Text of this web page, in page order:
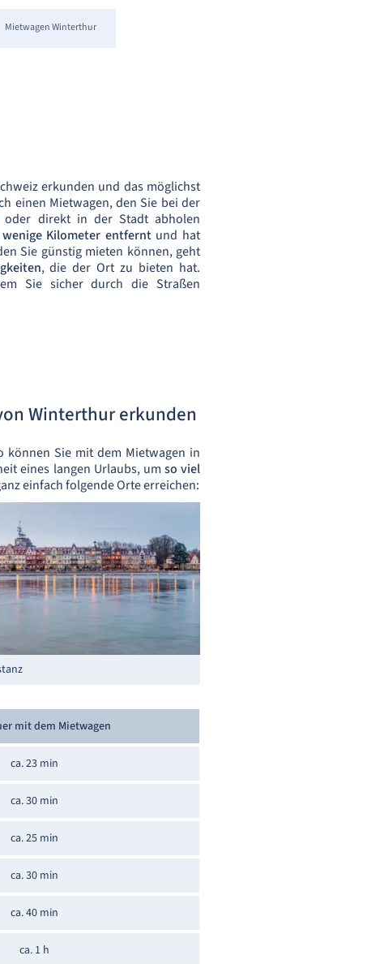
Mietwagen Winterthur
erkunden und das möglichst
einen Mietwagen, den Sie bei der
oder direkt in der Stadt abholen
Kilometer entferntund hat
Sie günstig mieten können, geht
, die der Ort zu bieten hat.
Sie sicher durch die Straßen
Winterthur erkunden
können Sie mit dem Mietwagen in
eines langen Urlaubs, um so viel
einfach folgende Orte erreichen:
mit dem Mietwagen
ca. 23 min
ca. 30 min
ca. 25 min
ca. 30 min
ca. 40 min
ca. 1 h